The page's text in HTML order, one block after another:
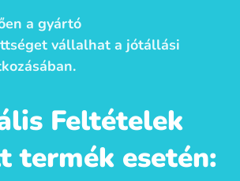
a gyártó
vállalhat a jótállási
Feltételek
termék esetén: